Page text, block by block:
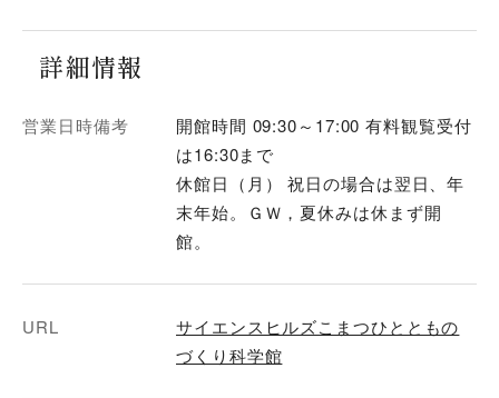
詳細情報
営業日時備考
開館時間 09:30～17:00 有料観覧受付
は16:30まで
休館日（月） 祝日の場合は翌日、年
末年始。ＧＷ，夏休みは休まず開
館。
URL
サイエンスヒルズこまつひとともの
づくり科学館